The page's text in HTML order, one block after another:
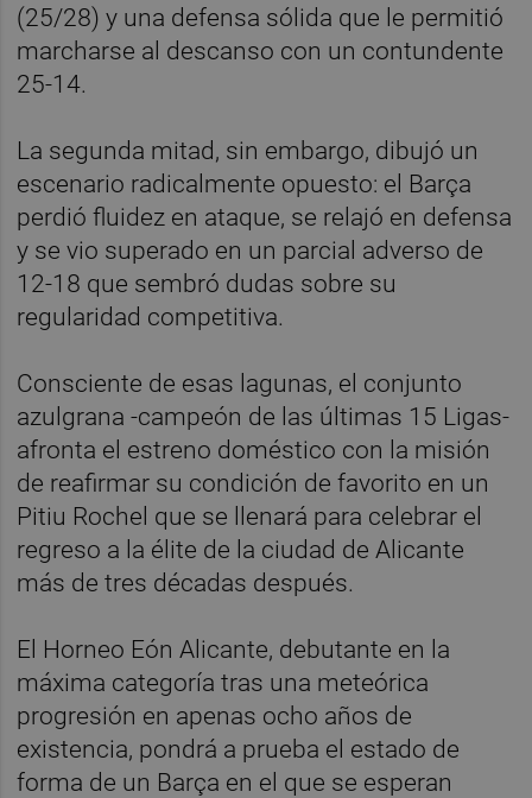
(25/28) y una defensa sólida que le permitió
marcharse al descanso con un contundente
25-14.
La segunda mitad, sin embargo, dibujó un
escenario radicalmente opuesto: el Barça
perdió fluidez en ataque, se relajó en defensa
y se vio superado en un parcial adverso de
12-18 que sembró dudas sobre su
regularidad competitiva.
Consciente de esas lagunas, el conjunto
azulgrana -campeón de las últimas 15 Ligas-
afronta el estreno doméstico con la misión
de reafirmar su condición de favorito en un
Pitiu Rochel que se llenará para celebrar el
regreso a la élite de la ciudad de Alicante
más de tres décadas después.
El Horneo Eón Alicante, debutante en la
máxima categoría tras una meteórica
progresión en apenas ocho años de
existencia, pondrá a prueba el estado de
forma de un Barça en el que se esperan